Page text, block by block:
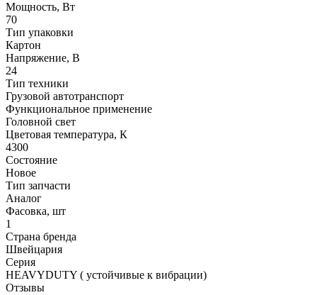
Мощность, Вт
70
Тип упаковки
Картон
Напряжение, В
24
Тип техники
Грузовой автотранспорт
Функциональное применение
Головной свет
Цветовая температура, К
4300
Состояние
Новое
Тип запчасти
Аналог
Фасовка, шт
1
Страна бренда
Швейцария
Серия
HEAVYDUTY ( устойчивые к вибрации)
Отзывы